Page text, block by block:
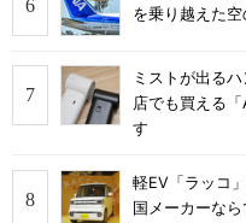
を乗り越えた
ミストが出る
店でも買える
す
軽EV「ラッコ
国メーカーな